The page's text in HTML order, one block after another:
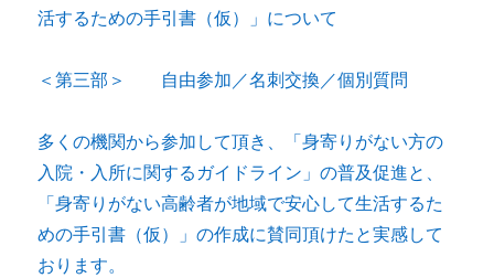
活するための手引書（仮）」について
＜第三部＞ 自由参加／名刺交換／個別質問
多くの機関から参加して頂き、「身寄りがない方の
入院・入所に関するガイドライン」の普及促進と、
「身寄りがない高齢者が地域で安心して生活するた
めの手引書（仮）」の作成に賛同頂けたと実感して
おります。